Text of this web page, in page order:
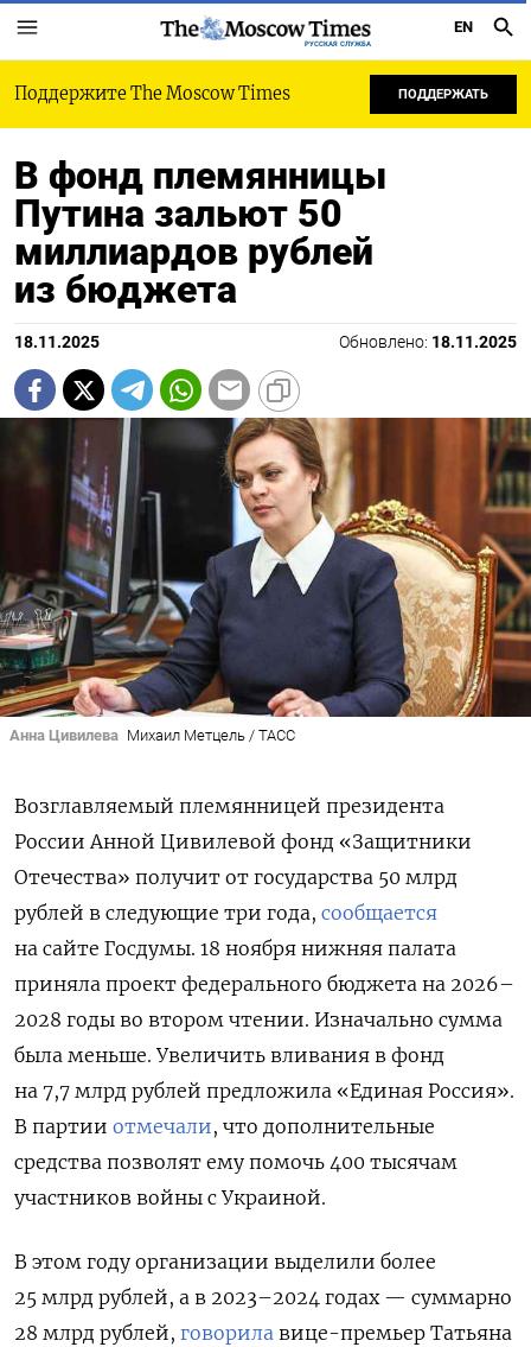
РУССКАЯ СЛУЖБА
EN
Поддержите The Moscow Times ПОДДЕРЖАТЬ
В фонд племянницы
Путина зальют 50
миллиардов рублей
из бюджета
18.11.2025 Обновлено: 18.11.2025
Анна Цивилева Михаил Метцель / ТАСС
Возглавляемый племянницей президента
России Анной Цивилевой фонд «Защитники
Отечества» получит от государства 50 млрд
рублей в следующие три года, сообщается
на сайте Госдумы. 18 ноября нижняя палата
приняла проект федерального бюджета на 2026–
2028 годы во втором чтении. Изначально сумма
была меньше. Увеличить вливания в фонд
на 7,7 млрд рублей предложила «Единая Россия».
В партии отмечали, что дополнительные
средства позволят ему помочь 400 тысячам
участников войны с Украиной.
В этом году организации выделили более
25 млрд рублей, а в 2023–2024 годах — суммарно
28 млрд рублей, говорила вице-премьер Татьяна